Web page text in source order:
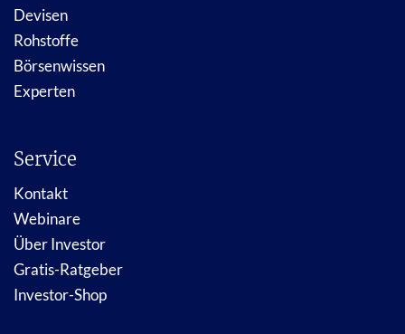
Devisen
Rohstoffe
Börsenwissen
Experten
Service
Kontakt
Webinare
Über Investor
Gratis-Ratgeber
Investor-Shop